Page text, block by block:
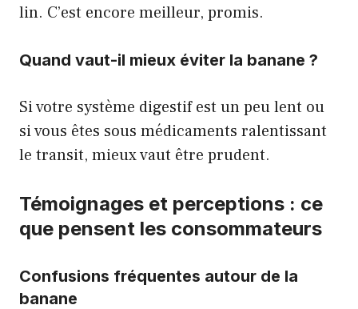
lin. C’est encore meilleur, promis.
Quand vaut-il mieux éviter la banane ?
Si votre système digestif est un peu lent ou
si vous êtes sous médicaments ralentissant
le transit, mieux vaut être prudent.
Témoignages et perceptions : ce
que pensent les consommateurs
Confusions fréquentes autour de la
banane